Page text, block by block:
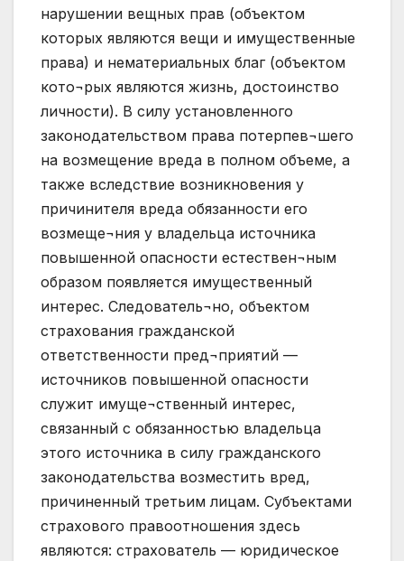
нарушении вещных прав (объектом
которых являются вещи и имущественные
права) и нематериальных благ (объектом
кото¬рых являются жизнь, достоинство
личности). В силу установленного
законодательством права потерпев¬шего
на возмещение вреда в полном объеме, а
также вследствие возникновения у
причинителя вреда обязанности его
возмеще¬ния у владельца источника
повышенной опасности естествен¬ным
образом появляется имущественный
интерес. Следователь¬но, объектом
страхования гражданской
ответственности пред¬приятий —
источников повышенной опасности
служит имуще¬ственный интерес,
связанный с обязанностью владельца
этого источника в силу гражданского
законодательства возместить вред,
причиненный третьим лицам. Субъектами
страхового правоотношения здесь
являются: страхователь — юридическое